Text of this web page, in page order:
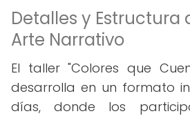
Detalles y Estructura
Arte Narrativo
El taller "Colores que
desarrolla en un formato
días, donde los